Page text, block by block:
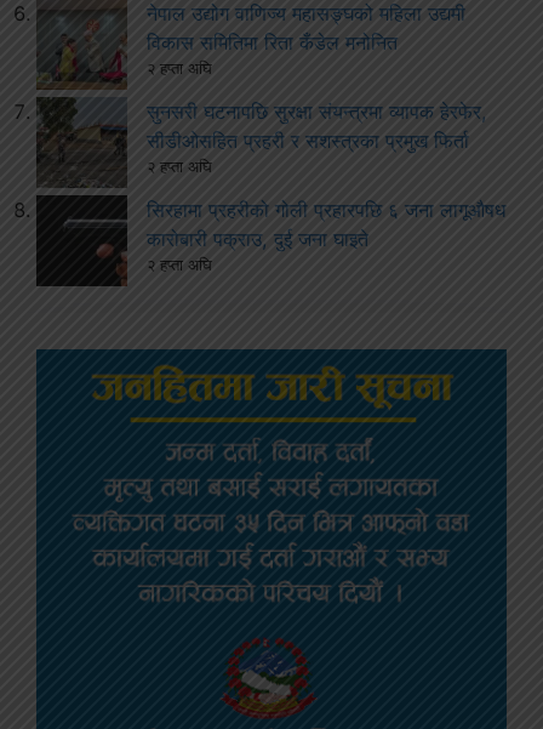
नेपाल उद्योग वाणिज्य महासङ्घको महिला उद्यमी
विकास समितिमा रिता कँडेल मनोनित
२ हप्ता अघि
सुनसरी घटनापछि सुरक्षा संयन्त्रमा व्यापक हेरफेर,
सीडीओसहित प्रहरी र सशस्त्रका प्रमुख फिर्ता
२ हप्ता अघि
सिरहामा प्रहरीको गोली प्रहारपछि ६ जना लागूऔषध
कारोबारी पक्राउ, दुई जना घाइते
२ हप्ता अघि